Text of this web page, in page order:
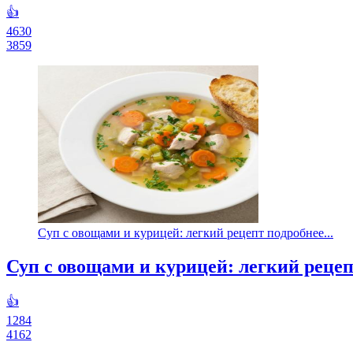
👍
4630
3859
Суп с овощами и курицей: легкий рецепт подробнее...
Суп с овощами и курицей: легкий
👍
1284
4162